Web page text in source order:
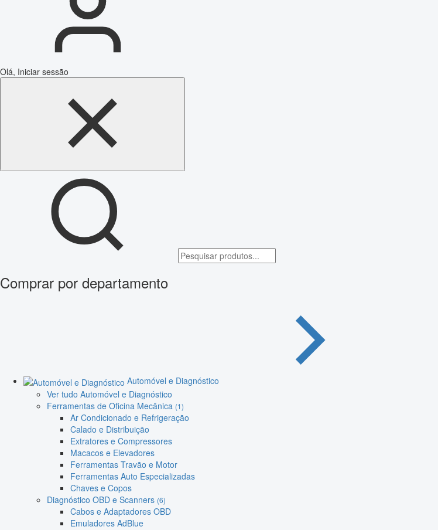
Olá, Iniciar sessão
Comprar por departamento
Automóvel e Diagnóstico
Ver tudo Automóvel e Diagnóstico
Ferramentas de Oficina Mecânica (1)
Ar Condicionado e Refrigeração
Calado e Distribuição
Extratores e Compressores
Macacos e Elevadores
Ferramentas Travão e Motor
Ferramentas Auto Especializadas
Chaves e Copos
Diagnóstico OBD e Scanners (6)
Cabos e Adaptadores OBD
Emuladores AdBlue